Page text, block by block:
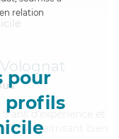
relation
pour
profils
ans d'expérience et
Maitrisant bien